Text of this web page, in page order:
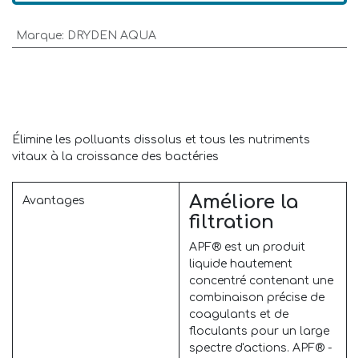
Marque: DRYDEN AQUA
Élimine les polluants dissolus et tous les nutriments
vitaux à la croissance des bactéries
Avantages
Améliore la
filtration
APF® est un produit
liquide hautement
concentré contenant une
combinaison précise de
coagulants et de
floculants pour un large
spectre d'actions. APF® -